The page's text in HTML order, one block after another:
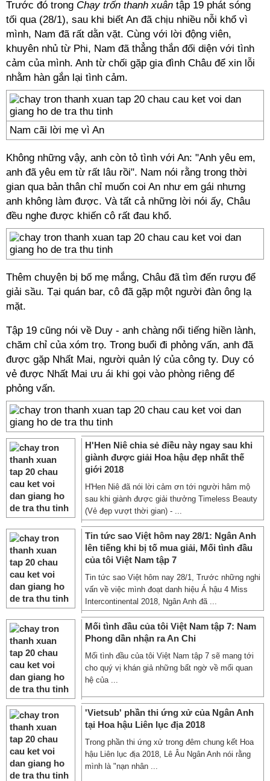
Trước đó trong Chạy trốn thanh xuân tập 19 phát sóng
tối qua (28/1), sau khi biết An đã chịu nhiều nỗi khổ vì
mình, Nam đã rất dằn vặt. Cùng với lời động viên,
khuyên nhủ từ Phi, Nam đã thẳng thắn đối diện với tình
cảm của mình. Anh từ chối gặp gia đình Châu để xin lỗi
nhằm hàn gắn lại tình cảm.
Nam cãi lời mẹ vì An
Không những vậy, anh còn tỏ tình với An: "Anh yêu em,
anh đã yêu em từ rất lâu rồi". Nam nói rằng trong thời
gian qua bản thân chỉ muốn coi An như em gái nhưng
anh không làm được. Và tất cả những lời nói ấy, Châu
đều nghe được khiến cô rất đau khổ.
Thêm chuyện bị bố mẹ mắng, Châu đã tìm đến rượu để
giải sầu. Tại quán bar, cô đã gặp một người đàn ông lạ
mặt.
Tập 19 cũng nói về Duy - anh chàng nổi tiếng hiền lành,
chăm chỉ của xóm trọ. Trong buổi đi phỏng vấn, anh đã
được gặp Nhất Mai, người quản lý của công ty. Duy có
vẻ được Nhất Mai ưu ái khi gọi vào phòng riêng để
phỏng vấn.
H'Hen Niê chia sẻ điều này ngay sau khi
giành được giải Hoa hậu đẹp nhất thế
giới 2018
H'Hen Niê đã nói lời cảm ơn tới người hâm mộ
sau khi giành được giải thưởng Timeless Beauty
(Vẻ đẹp vượt thời gian) - ...
Tin tức sao Việt hôm nay 28/1: Ngân Anh
lên tiếng khi bị tố mua giải, Mối tình đầu
của tôi Việt Nam tập 7
Tin tức sao Việt hôm nay 28/1, Trước những nghi
vấn về việc mình đoạt danh hiệu Á hậu 4 Miss
Intercontinental 2018, Ngân Anh đã ...
Mối tình đầu của tôi Việt Nam tập 7: Nam
Phong dần nhận ra An Chi
Mối tình đầu của tôi Việt Nam tập 7 sẽ mang tới
cho quý vị khán giả những bất ngờ về mối quan
hệ của ...
'Vietsub' phần thi ứng xử của Ngân Anh
tại Hoa hậu Liên lục địa 2018
Trong phần thi ứng xử trong đêm chung kết Hoa
hậu Liên lục địa 2018, Lê Âu Ngân Anh nói rằng
mình là "nạn nhân ...